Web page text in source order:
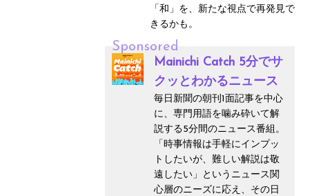
「和」を、新たな視点で再発見で
きるかも。
Sponsored
Mainichi Catch 5分でサ
クッとわかるニュース
毎日新聞の朝刊1面記事を中心
に、専門用語を噛み砕いて解
説する5分間のニュース番組。
「時事情報は手軽にインプッ
トしたいが、難しい解説は敬
遠したい」というニュース関
心層のニーズに応え、その日